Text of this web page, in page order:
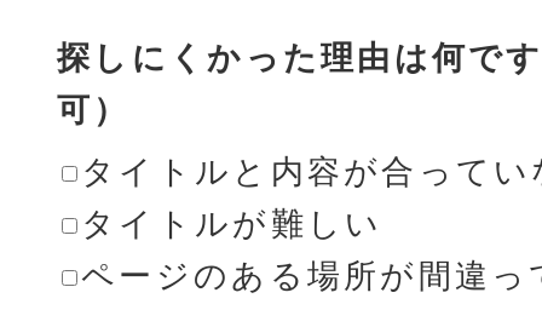
探しにくかった理由は何で
可）
タイトルと内容が合ってい
タイトルが難しい
ページのある場所が間違っ